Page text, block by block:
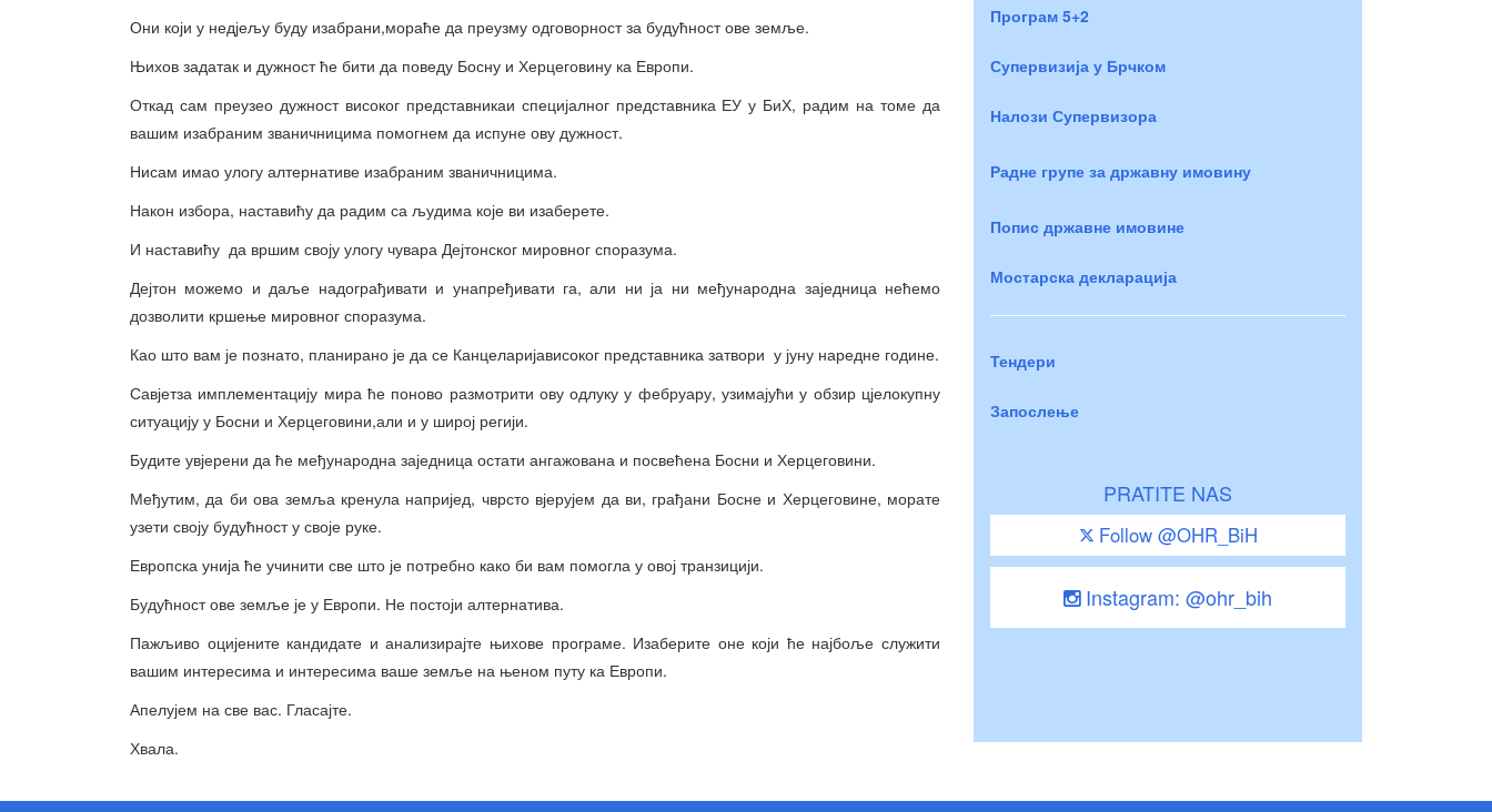
Они који у недјељу буду изабрани,мораће да преузму одговорност за будућност ове земље.
Њихов задатак и дужност ће бити да поведу Босну и Херцеговину ка Европи.
Откад сам преузео дужност високог представникаи специјалног представника ЕУ у БиХ, радим на томе да
вашим изабраним званичницима помогнем да испуне ову дужност.
Нисам имао улогу алтернативе изабраним званичницима.
Након избора, наставићу да радим са људима које ви изаберете.
И наставићу да вршим своју улогу чувара Дејтонског мировног споразума.
Дејтон можемо и даље надограђивати и унапређивати га, али ни ја ни међународна заједница нећемо
дозволити кршење мировног споразума.
Као што вам је познато, планирано је да се Канцеларијависоког представника затвори у јуну наредне године.
Савјетза имплементацију мира ће поново размотрити ову одлуку у фебруару, узимајући у обзир цјелокупну
ситуацију у Босни и Херцеговини,али и у широј регији.
Будите увјерени да ће међународна заједница остати ангажована и посвећена Босни и Херцеговини.
Међутим, да би ова земља кренула напријед, чврсто вјерујем да ви, грађани Босне и Херцеговине, морате
узети своју будућност у своје руке.
Европска унија ће учинити све што је потребно како би вам помогла у овој транзицији.
Будућност ове земље је у Европи. Не постоји алтернатива.
Пажљиво оцијените кандидате и анализирајте њихове програме. Изаберите оне који ће најбоље служити
вашим интересима и интересима ваше земље на њеном путу ка Европи.
Апелујем на све вас. Гласајте.
Хвала.
Програм 5+2
Супервизија у Брчком
Налози Супервизора
Радне групе за државну имовину
Попис државне имовине
Мостарска декларација
Тендери
Запослење
PRATITE NAS
Follow @OHR_BiH
Instagram: @ohr_bih